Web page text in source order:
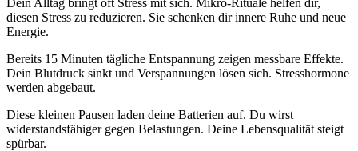
diesen Stress zu reduzieren. Sie schenken dir innere Ruhe und neue
Energie.
Bereits 15 Minuten tägliche Entspannung zeigen messbare Effekte.
Dein Blutdruck sinkt und Verspannungen lösen sich. Stresshormone
werden abgebaut.
Diese kleinen Pausen laden deine Batterien auf. Du wirst
widerstandsfähiger gegen Belastungen. Deine Lebensqualität steigt
spürbar.